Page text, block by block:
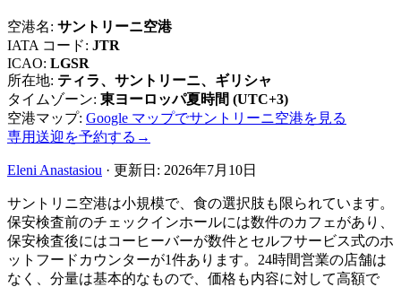
空港名: サントリーニ空港
IATA コード: JTR
ICAO: LGSR
所在地: ティラ、サントリーニ、ギリシャ
タイムゾーン: 東ヨーロッパ夏時間 (UTC+3)
空港マップ: Google マップでサントリーニ空港を見る
専用送迎を予約する →
Eleni Anastasiou · 更新日 : 2026年7月10日
サントリニ空港は小規模で、食の選択肢も限られています。
保安検査前のチェックインホールには数件のカフェがあり、
保安検査後にはコーヒーバーが数件とセルフサービス式のホ
ットフードカウンターが1件あります。24時間営業の店舗は
なく、分量は基本的なもので、価格も内容に対して高額で